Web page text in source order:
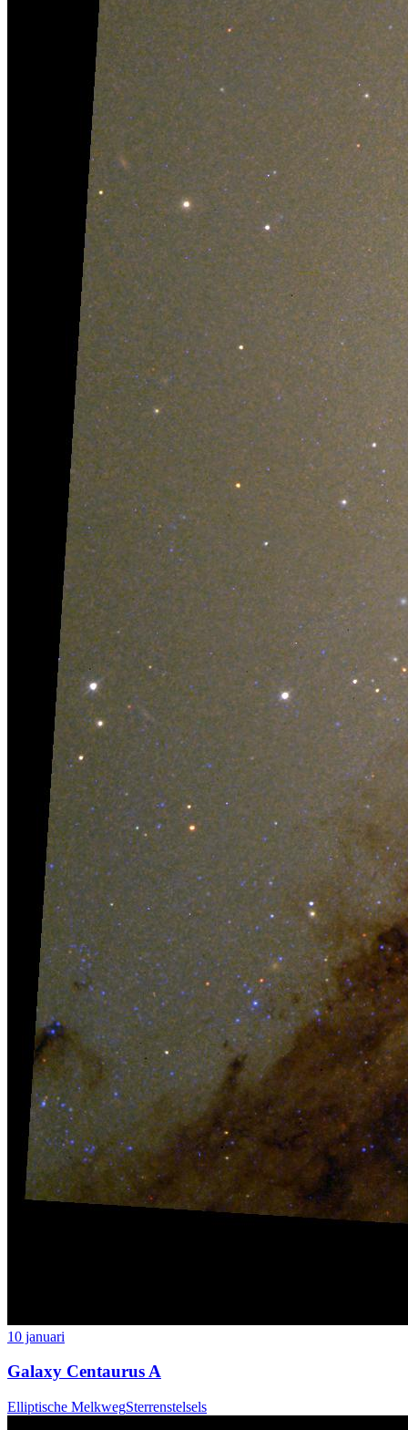
10 januari
Galaxy Centaurus A
Elliptische MelkwegSterrenstelsels